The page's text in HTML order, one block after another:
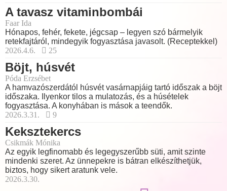
A tavasz vitaminbombái
Faar Ida
Hónapos, fehér, fekete, jégcsap – legyen szó bármelyik
retekfajtáról, mindegyik fogyasztása javasolt. (Receptekkel)
2026.4.6.
25
Böjt, húsvét
Póda Erzsébet
A hamvazószerdától húsvét vasárnapjáig tartó időszak a böjt
időszaka. Ilyenkor tilos a mulatozás, és a húsételek
fogyasztása. A konyhában is mások a teendők.
2026.3.31.
9
Keksztekercs
Csikmák Mónika
Az egyik legfinomabb és legegyszerűbb süti, amit szinte
mindenki szeret. Az ünnepekre is bátran elkészíthetjük,
biztos, hogy sikert aratunk vele.
2026.3.30.